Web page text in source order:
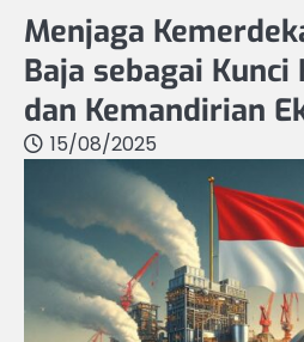
Menjaga
Baja sebagai Kunci
dan Kemandirian
15/08/2025